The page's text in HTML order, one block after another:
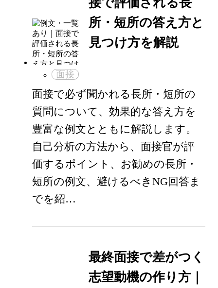
所・短所の答え方と
見つけ方を解説
面接
面接で必ず聞かれる長所・短所の
質問について、効果的な答え方を
豊富な例文とともに解説します。
自己分析の方法から、面接官が評
価するポイント、お勧めの長所・
短所の例文、避けるべきNG回答ま
でを紹…
最終面接で差がつく
志望動機の作り方｜